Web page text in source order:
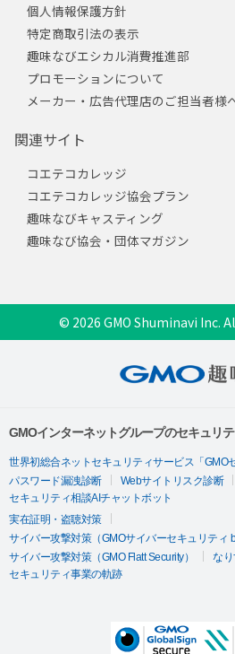
個人情報保護方針
特定商取引法の表示
趣味なびエシカル消費推進部
プロモーションについて
メーカー・広告代理店のご担当者様
関連サイト
コエテコカレッジ
コエテコカレッジ協会プラン
趣味なびキャスティング
趣味なび協会・団体マガジン
© 2026 GMO Shuminavi Inc.